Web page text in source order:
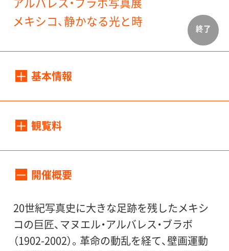
終了
アルバレス・ブラボ写真展
メキシコ、静かなる光と時
基本情報
2016年7月2日（土）～8月28日（日）
10:00～18:00（入場は17:30まで）
休館日：
毎週月曜日
※ただし7月18日（月・祝）は開館、翌7月19日
観覧料
高生800（600）円、中小生500（300）円
高・大学生の障害者は無料、介助者（当該障害
者1名につき1名）は無料。
※（ ）内は20名以上の団体料金。
開催概要
20世紀写真史に大きな足跡を残したメキシ
コの巨匠、マヌエル・アルバレス・ブラボ
（1902-2002）。革命の動乱を経て、壁画運動